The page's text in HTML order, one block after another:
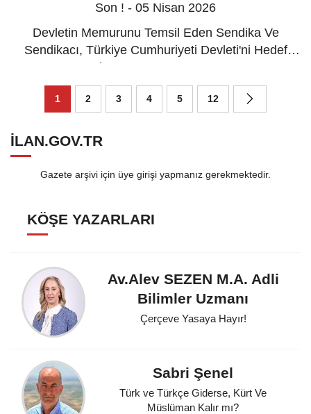
Son ! - 05 Nisan 2026
Devletin Memurunu Temsil Eden Sendika Ve
Sendikacı, Türkiye Cumhuriyeti Devleti'ni Hedef
Alamaz! - 29 Mart 2026
1 2 3 4 5 12
ILAN.GOV.TR
Gazete arşivi için üye girişi yapmanız gerekmektedir.
KÖŞE YAZARLARI
Av.Alev SEZEN M.A. Adli
Bilimler Uzmanı
Çerçeve Yasaya Hayır!
Sabri Şenel
Türk ve Türkçe Giderse, Kürt Ve
Müslüman Kalır mı?